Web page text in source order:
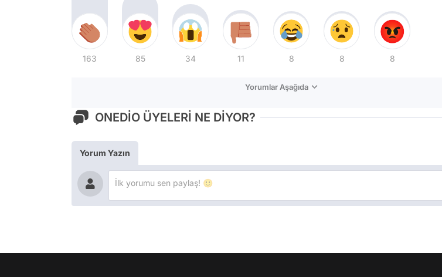
163 85 34 11 8 8 8
Yorumlar Aşağıda
ONEDİO ÜYELERİ NE DİYOR?
Yorum Yazın